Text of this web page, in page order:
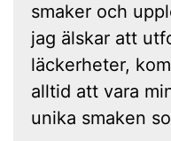
smaker och
jag älskar att
läckerheter,
alltid att vara
unika smaken